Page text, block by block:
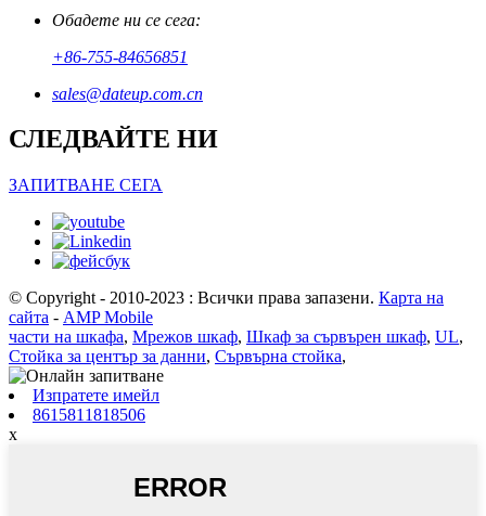
Обадете ни се сега:
+86-755-84656851
sales@dateup.com.cn
СЛЕДВАЙТЕ НИ
ЗАПИТВАНЕ СЕГА
© Copyright - 2010-2023 : Всички права запазени. Карта на
сайта - AMP Mobile
части на шкафа, Мрежов шкаф, Шкаф за сървърен шкаф, UL,
Стойка за център за данни, Сървърна стойка,
Изпратете имейл
8615811818506
x